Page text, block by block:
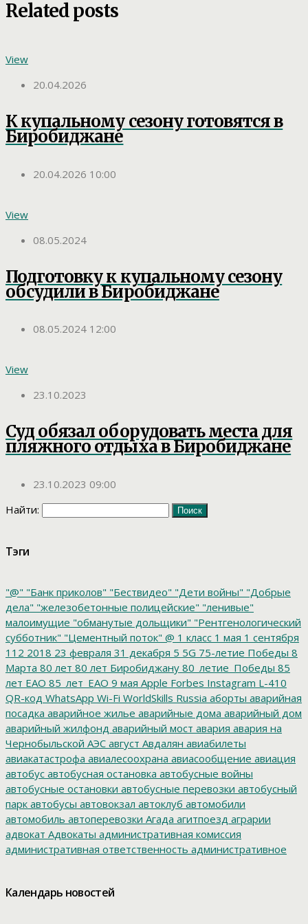
Related posts
View
20.04.2026
К купальному сезону готовятся в
Биробиджане
20.04.2026 10:00
View
08.05.2024
Подготовку к купальному сезону
обсудили в Биробиджане
08.05.2024 12:00
View
23.10.2023
Суд обязал оборудовать места для
пляжного отдыха в Биробиджане
23.10.2023 09:00
Найти:
Тэги
"@" "Банк приколов" "Бествидео" "Дети войны" "Добрые
дела" "железобетонные полицейские" "ленивые"
малоимущие "обманутые дольщики" "Рентгенологический
субботник" "Цементный поток" @ 1 класс 1 мая 1 сентября
112 2018 23 февраля 31 декабря 5 5G 75-летие Победы 8
Марта 80 лет 80 лет Биробиджану 80_летие_Победы 85
лет ЕАО 85_лет_ЕАО 9 мая Apple Forbes Instagram L-410
QR-код WhatsApp Wi-Fi WorldSkills Russia аборты аварийная
посадка аварийное жилье аварийные дома аварийный дом
аварийный жилфонд аварийный мост авария авария на
Чернобыльской АЭС август Авдалян авиабилеты
авиакатастрофа авиалесоохрана авиасообщение авиация
автобус автобусная остановка автобусные войны
автобусные остановки автобусные перевозки автобусный
парк автобусы автовокзал автоклуб автомобили
автомобиль автоперевозки Агада агитпоезд аграрии
адвокат Адвокаты административная комиссия
административная ответственность административное
БуксманАлександр Винников
Календарь новостей